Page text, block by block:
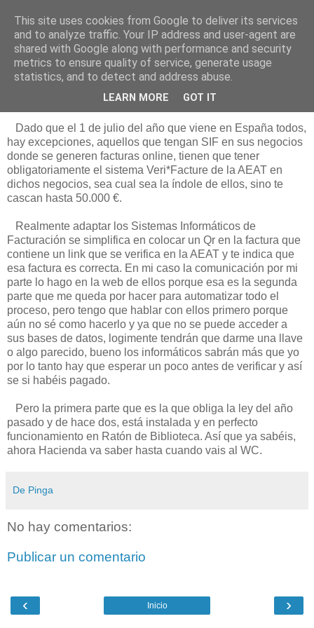
Está de pinga
20/11/25
Veri*Facture en Ratón de Biblioteca
Dado que el 1 de julio del año que viene en España todos,
hay excepciones, aquellos que tengan SIF en sus negocios
donde se generen facturas online, tienen que tener
obligatoriamente el sistema Veri*Facture de la AEAT en
dichos negocios, sea cual sea la índole de ellos, sino te
cascan hasta 50.000 €.
Realmente adaptar los Sistemas Informáticos de
Facturación se simplifica en colocar un Qr en la factura que
contiene un link que se verifica en la AEAT y te indica que
esa factura es correcta. En mi caso la comunicación por mi
parte lo hago en la web de ellos porque esa es la segunda
parte que me queda por hacer para automatizar todo el
proceso, pero tengo que hablar con ellos primero porque
aún no sé como hacerlo y ya que no se puede acceder a
sus bases de datos, logimente tendrán que darme una llave
o algo parecido, bueno los informáticos sabrán más que yo
por lo tanto hay que esperar un poco antes de verificar y así
se si habéis pagado.
Pero la primera parte que es la que obliga la ley del año
pasado y de hace dos, está instalada y en perfecto
funcionamiento en Ratón de Biblioteca. Así que ya sabéis,
ahora Hacienda va saber hasta cuando vais al WC.
De Pinga
No hay comentarios:
Publicar un comentario
‹ ›
Inicio
This site uses cookies from Google to deliver its services
and to analyze traffic. Your IP address and user-agent are
shared with Google along with performance and security
metrics to ensure quality of service, generate usage
statistics, and to detect and address abuse.
LEARN MORE GOT IT